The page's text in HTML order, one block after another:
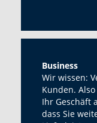
Business
Wir wissen:
Kunden.
Ihr Geschäft
dass Sie